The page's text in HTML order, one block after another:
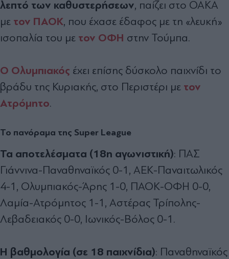
λεπτό των καθυστερήσεων, παίζει στο ΟΑΚΑ
με τον ΠΑΟΚ, που έχασε έδαφος με τη «λευκή»
ισοπαλία του με τον ΟΦΗ στην Τούμπα.
Ο Ολυμπιακός έχει επίσης δύσκολο παιχνίδι το
βράδυ της Κυριακής, στο Περιστέρι με τον
Ατρόμητο.
Το πανόραμα της Super League
Τα αποτελέσματα (18η αγωνιστική): ΠΑΣ
Γιάννινα-Παναθηναϊκός 0-1, ΑΕΚ-Παναιτωλικός
4-1, Ολυμπιακός-Άρης 1-0, ΠΑΟΚ-ΟΦΗ 0-0,
Λαμία-Ατρόμητος 1-1, Αστέρας Τρίπολης-
Λεβαδειακός 0-0, Ιωνικός-Βόλος 0-1.
Η βαθμολογία (σε 18 παιχνίδια): Παναθηναϊκός